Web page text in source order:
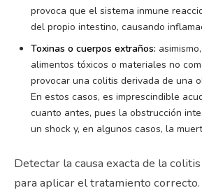
provoca que el sistema inmune
del propio intestino, causando
Toxinas o cuerpos extraños:
alimentos tóxicos o materiales no
provocar una colitis derivada de una
En estos casos, es imprescindible
cuanto antes, pues la obstrucción
un shock y, en algunos casos, la
Detectar la causa exacta de la
para aplicar el tratamiento correcto.